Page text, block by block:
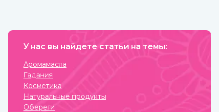
сильными. Также оно
настроение, бодрит и
силами.
можно сказать о пищевых
Индийская кухня одна из
У нас вы найдете статьи на темы:
Аромамасла
Гадания
Косметика
Натуральные продукты
Обереги